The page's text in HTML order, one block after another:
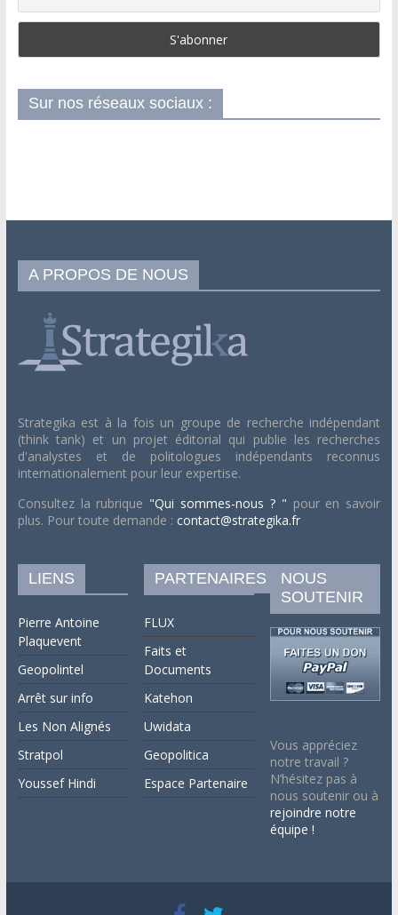
Sur nos réseaux sociaux :
A PROPOS DE NOUS
Strategika est à la fois un groupe de recherche indépendant
(think tank) et un projet éditorial qui publie les recherches
d'analystes et de politologues indépendants reconnus
internationalement pour leur expertise.
Consultez la rubrique "Qui sommes-nous ? " pour en savoir
plus. Pour toute demande : contact@strategika.fr
LIENS
Pierre Antoine
Plaquevent
Geopolintel
Arrêt sur info
Les Non Alignés
Stratpol
Youssef Hindi
PARTENAIRES
FLUX
Faits et
Documents
Katehon
Uwidata
Geopolitica
Espace Partenaire
NOUS
SOUTENIR
Vous appréciez
notre travail ?
N’hésitez pas à
nous soutenir ou à
rejoindre notre
équipe !